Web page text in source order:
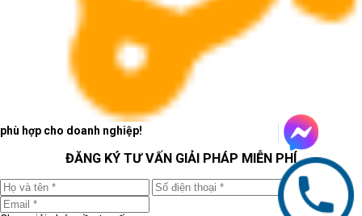
phù hợp cho doanh nghiệp!
ĐĂNG KÝ TƯ VẤN GIẢI PHÁP MIỄN PHÍ